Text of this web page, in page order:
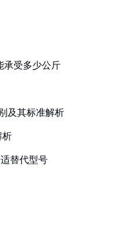
承受多少公斤
及其标准解析
析
替代型号